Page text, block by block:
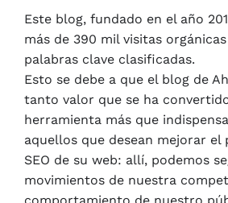
Este blog, fundado en el año
más de 390 mil visitas
palabras clave clasificadas.
Esto se debe a que el blog de
tanto valor que se ha
herramienta más que
aquellos que desean mejorar el
SEO de su web: allí, podemos
movimientos de nuestra